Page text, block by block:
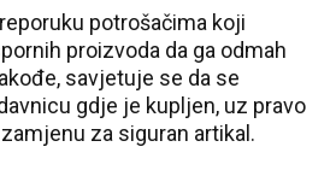
potrošačima koji
proizvoda da ga odmah
savjetuje se da se
gdje je kupljen, uz pravo
za siguran artikal.